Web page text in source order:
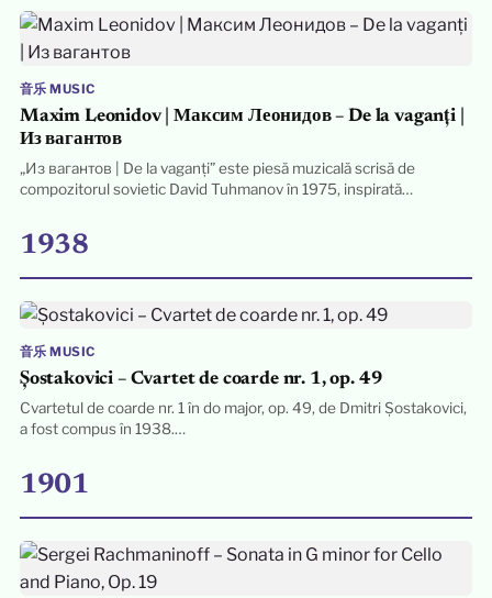
音乐 MUSIC
Maxim Leonidov | Максим Леонидов – De la vaganți |
Из вагантов
„Из вагантов | De la vaganți” este piesă muzicală scrisă de
compozitorul sovietic David Tuhmanov în 1975, inspirată…
1938
音乐 MUSIC
Șostakovici – Cvartet de coarde nr. 1, op. 49
Cvartetul de coarde nr. 1 în do major, op. 49, de Dmitri Șostakovici,
a fost compus în 1938.…
1901